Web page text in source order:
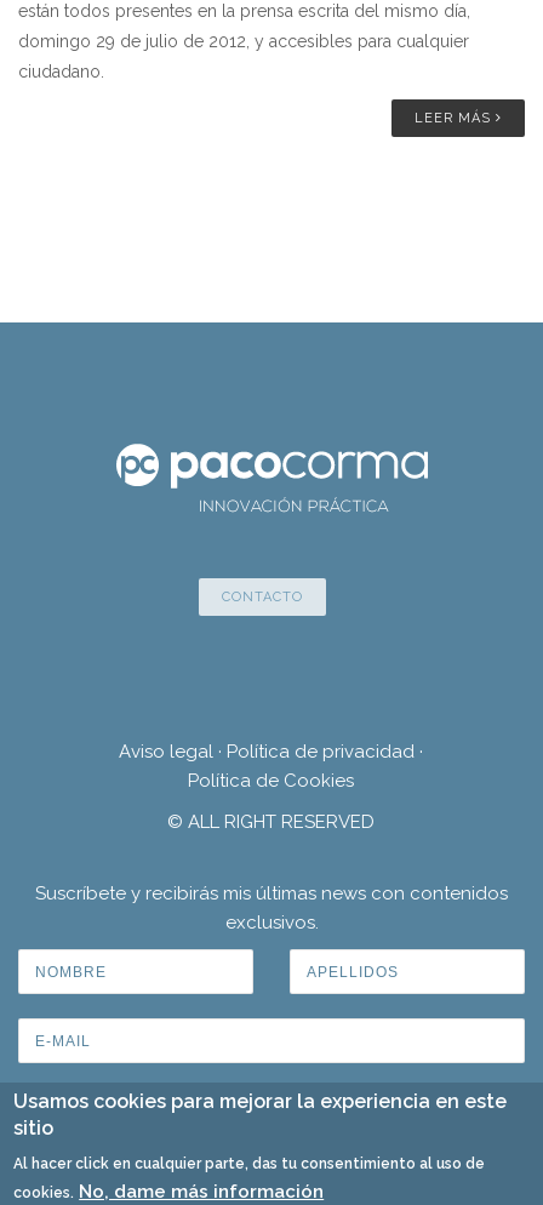
están todos presentes en la prensa escrita del mismo día,
domingo 29 de julio de 2012, y accesibles para cualquier
ciudadano.
LEER MÁS
CONTACTO
Aviso legal · Política de privacidad ·
Política de Cookies
© ALL RIGHT RESERVED
Suscríbete y recibirás mis últimas news con contenidos
exclusivos.
Usamos cookies para mejorar la experiencia en este
sitio
Al hacer click en cualquier parte, das tu consentimiento al uso de
cookies. No, dame más información